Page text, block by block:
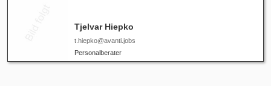
Tjelvar Hiepko
t.hiepko@avanti.jobs
Personalberater